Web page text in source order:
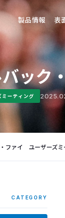
製品情報 表
ック
ミーティング
ファイ ユーザーズミ
CATEGORY